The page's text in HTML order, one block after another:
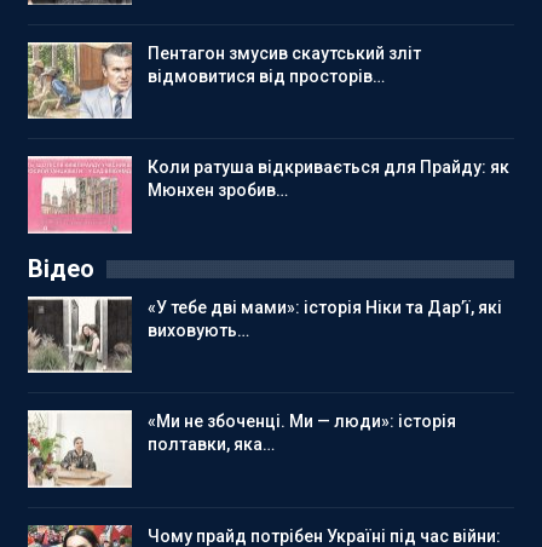
Пентагон змусив скаутський зліт
відмовитися від просторів…
Коли ратуша відкривається для Прайду: як
Мюнхен зробив…
Відео
«У тебе дві мами»: історія Ніки та Дар’ї, які
виховують…
«Ми не збоченці. Ми — люди»: історія
полтавки, яка…
Чому прайд потрібен Україні під час війни: